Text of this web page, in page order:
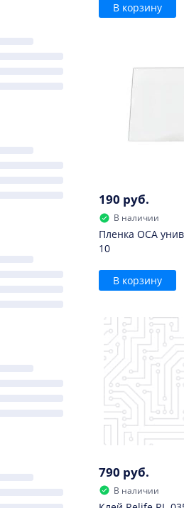
В корзину
190 руб.
В наличии
Пленка OCA
10
В корзину
790 руб.
В наличии